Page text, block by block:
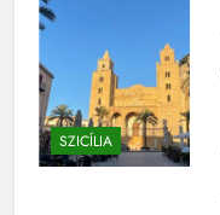
SZICÍLIA